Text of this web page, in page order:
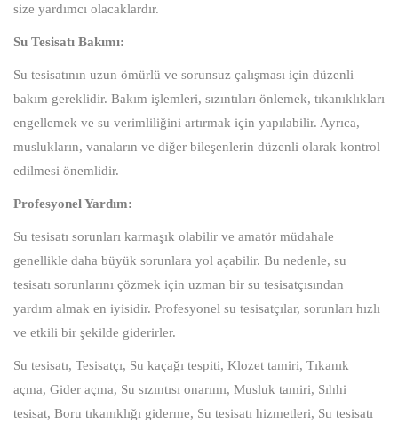
size yardımcı olacaklardır.
Su Tesisatı Bakımı:
Su tesisatının uzun ömürlü ve sorunsuz çalışması için düzenli
bakım gereklidir. Bakım işlemleri, sızıntıları önlemek, tıkanıklıkları
engellemek ve su verimliliğini artırmak için yapılabilir. Ayrıca,
muslukların, vanaların ve diğer bileşenlerin düzenli olarak kontrol
edilmesi önemlidir.
Profesyonel Yardım:
Su tesisatı sorunları karmaşık olabilir ve amatör müdahale
genellikle daha büyük sorunlara yol açabilir. Bu nedenle, su
tesisatı sorunlarını çözmek için uzman bir su tesisatçısından
yardım almak en iyisidir. Profesyonel su tesisatçılar, sorunları hızlı
ve etkili bir şekilde giderirler.
Su tesisatı, Tesisatçı, Su kaçağı tespiti, Klozet tamiri, Tıkanık
açma, Gider açma, Su sızıntısı onarımı, Musluk tamiri, Sıhhi
tesisat, Boru tıkanıklığı giderme, Su tesisatı hizmetleri, Su tesisatı